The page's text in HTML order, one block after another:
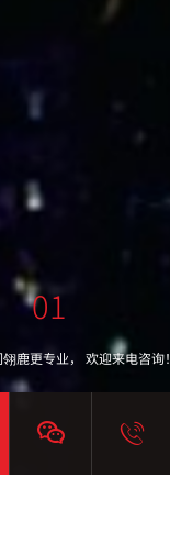
年庆 年会 乔迁 开业 等
02
03
04
鹿更专业， 欢迎来电咨询！
01